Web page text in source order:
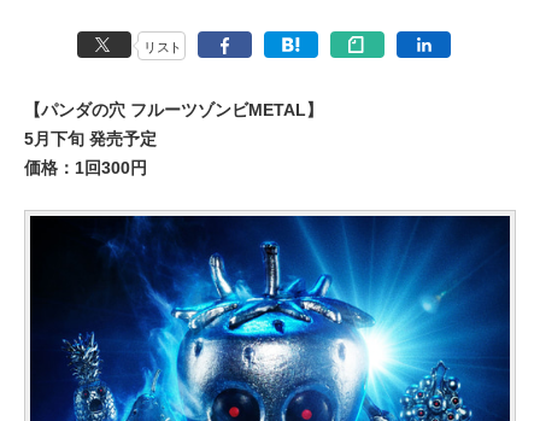
リスト
【パンダの穴 フルーツゾンビMETAL】
5月下旬 発売予定
価格：1回300円